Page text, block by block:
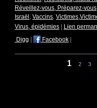
Réveillez-vous, Préparez-vous
Israël Vaccins
Virus, épidémies | Lien
Digg | Facebook |
1 2 3